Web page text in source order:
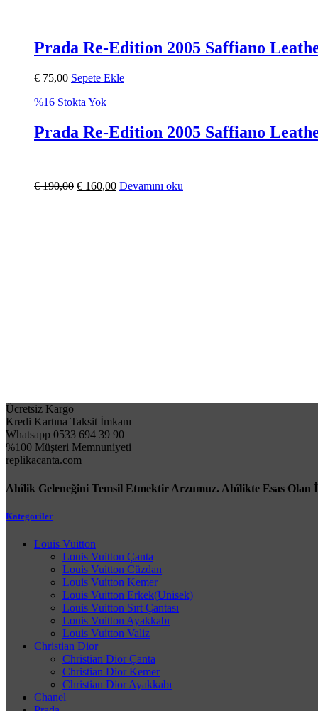
Prada Re-Edition 2005 Saffiano
€ 75,00 Sepete Ekle
%16 Stokta Yok
Prada Re-Edition 2005 Saffiano
€190,00 € 160,00 Devamını oku
Ücretsiz Kargo
Kredi Kartına Taksit İmkanı
Whatsapp 0533 694 39 90
%100 Müşteri Memnuniyeti
replikacanta.com
Ahîlik Geleneğini Temsil Etmektir Arzumuz. Ahîlikte Esas
Kategoriler
Louis Vuitton
Louis Vuitton Çanta
Louis Vuitton Cüzdan
Louis Vuitton Kemer
Louis Vuitton Erkek(Unisek)
Louis Vuitton Sırt Çantası
Louis Vuitton Ayakkabı
Louis Vuitton Valiz
Christian Dior
Christian Dior Çanta
Christian Dior Kemer
Christian Dior Ayakkabı
Chanel